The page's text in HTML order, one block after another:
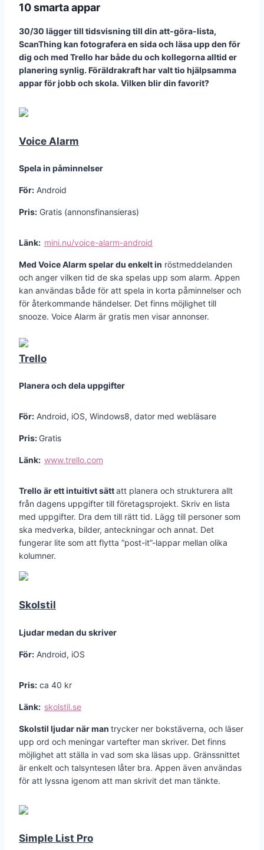
10 smarta appar
30/30 lägger till tidsvisning till din att-göra-lista,
ScanThing kan fotografera en sida och läsa upp den för
dig och med Trello har både du och kollegorna alltid er
planering synlig. Föräldrakraft har valt tio hjälpsamma
appar för jobb och skola. Vilken blir din favorit?
Voice Alarm
Spela in påminnelser
För: Android
Pris: Gratis (annonsfinansieras)
Länk: mini.nu/voice-alarm-android
Med Voice Alarm spelar du enkelt in röstmeddelanden
och anger vilken tid de ska spelas upp som alarm. Appen
kan användas både för att spela in korta påminnelser och
för återkommande händelser. Det finns möjlighet till
snooze. Voice Alarm är gratis men visar annonser.
Trello
Planera och dela uppgifter
För: Android, iOS, Windows8, dator med webläsare
Pris: Gratis
Länk: www.trello.com
Trello är ett intuitivt sättatt planera och strukturera allt
från dagens uppgifter till företagsprojekt. Skriv en lista
med uppgifter. Dra dem till rätt tid. Lägg till personer som
ska medverka, bilder, anteckningar och annat. Det
fungerar lite som att flytta ”post-it”-lappar mellan olika
kolumner.
Skolstil
Ljudar medan du skriver
För: Android, iOS
Pris: ca 40 kr
Länk: skolstil.se
Skolstil ljudar när man trycker ner bokstäverna, och läser
upp ord och meningar vartefter man skriver. Det finns
möjlighet att ställa in vad som ska läsas upp. Gränssnittet
är enkelt och talsyntesen låter bra. Appen även användas
för att lyssna igenom att man skrivit det man tänkte.
Simple List Pro